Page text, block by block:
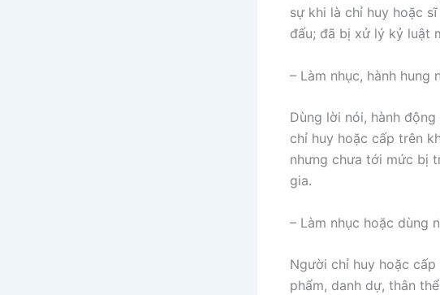
sự khi là chỉ huy hoặc
đấu; đã bị xử lý kỷ luật
– Làm nhục, hành
Dùng lời nói, hành
chỉ huy hoặc cấp trên
nhưng chưa tới mức bị
gia.
– Làm nhục hoặc dùng
Người chỉ huy hoặc
phẩm, danh dự, thân